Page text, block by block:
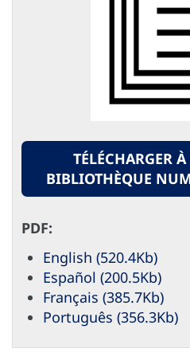
TÉLÉCHARGER
BIBLIOTHÈQUE
PDF:
English (520.4Kb)
Español (200.5Kb)
Français (385.7Kb)
Português (356.3Kb)